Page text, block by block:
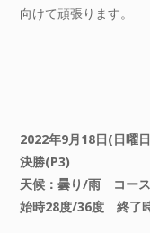
向けて頑張ります。
2022年9月18日(日曜
決勝(P3)
天候：曇り/雨 コー
始時28度/36度 終了